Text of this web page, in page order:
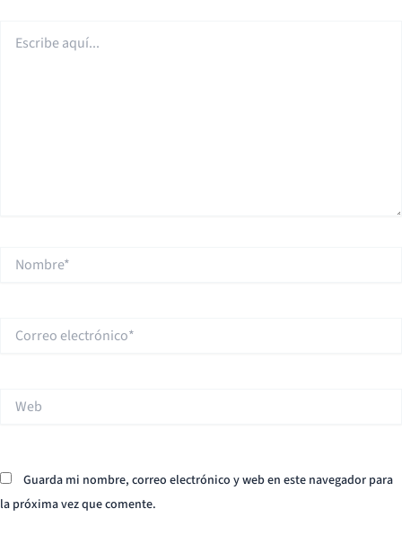
aquí...
Nombre*
Correo
electrónico*
Guarda mi nombre, correo electrónico y web en este navegador para
la próxima vez que comente.